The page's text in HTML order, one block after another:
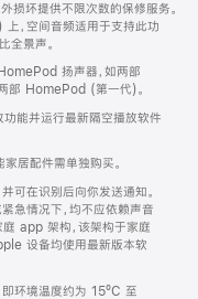
坏提供不限次数的保修服务。
，空间音频适用于支持此功
全景声。
扬声器，如两部
部 HomePod (第一代)。
能并运行最新隔空播放软件
居配件需单独购买。
可在识别后向你发送通知。
急情况下，均不应依赖声音
app 架构，该架构于家庭
设备均使用最新版本软
即环境温度约为 15ºC 至